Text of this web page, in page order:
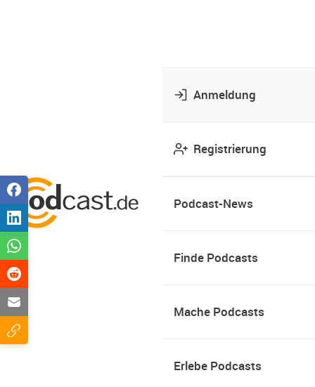
Anmeldung
Registrierung
Podcast-News
Finde Podcasts
Mache Podcasts
Erlebe Podcasts